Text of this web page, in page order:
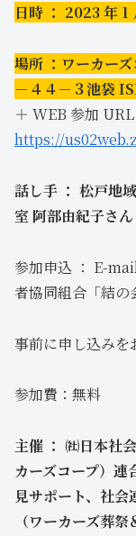
日時 ： 2023 年
場所 ：ワーカー
－４４－３池袋
＋ WEB 参加 URL
https://
話し手 ： 松戸地
室 阿部由紀子さん
参加申込 ： E-
者協同組合「結の
事前に申し込みを
参加費：無料
主催 ： ㈳日本社
カーズコープ）
見サポート、社
（ワーカーズ葬